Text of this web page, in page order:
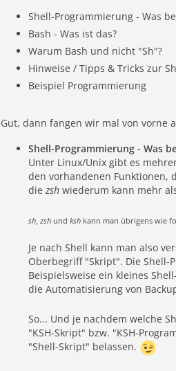
Shell-Programmierung - Was
Bash - Was ist das?
Warum Bash und nicht "Sh"?
Hinweise / Tipps & Tricks zur
Beispiel Programmierung
Gut, dann fangen wir mal von vorne
Shell-Programmierung - Was
Unter Linux/Unix gibt es
den vorhandenen Funktionen,
die zsh wiederum kann mehr
sh zsh und ksh kann man übrigens wie
Je nach Shell kann man also
Oberbegriff "Skript". Die Shell-
Beispielsweise ein kleines
die Automatisierung von
So... Und je nachdem welche
"KSH-Skript" bzw. "KSH-
"Shell-Skript" belassen.